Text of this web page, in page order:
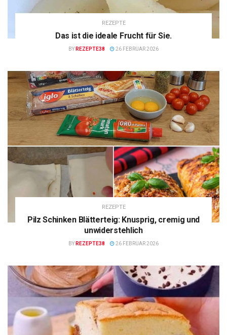
REZEPTE
Das ist die ideale Frucht für Sie.
BY REZEPTE38 26 FEBRUAR 2026
REZEPTE
Pilz Schinken Blätterteig: Knusprig, cremig und
unwiderstehlich
BY REZEPTE38 26 FEBRUAR 2026